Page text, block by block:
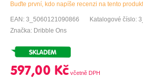
Buďte první, kdo napíše recenzi na tento produkt
EAN: 3_5060121090866
Katalogové číslo:
Značka: Dribble Ons
597,00 Kč